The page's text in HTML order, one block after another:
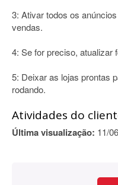
3: Ativar todos os
vendas.
4: Se for preciso, atualizar
5: Deixar as lojas prontas
rodando.
Atividades do
Última visualização: 11/